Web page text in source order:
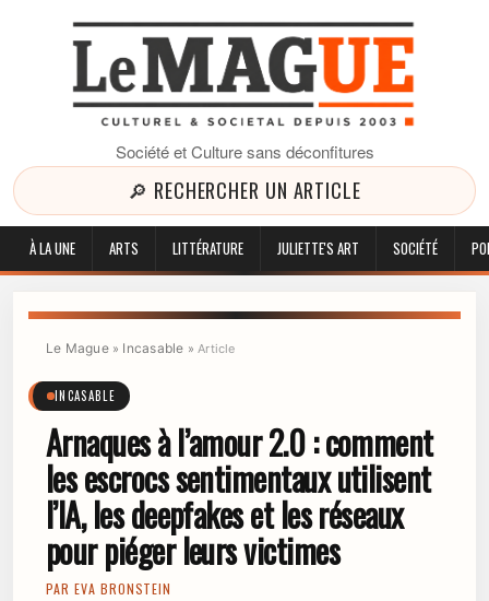
Société et Culture sans déconfitures
🔎 RECHERCHER UN ARTICLE
À LA UNE ARTS LITTÉRATURE JULIETTE'S ART SOCIÉTÉ
Le Mague» Incasable »Article
INCASABLE
Arnaques à l’amour 2.0 : comment
les escrocs sentimentaux utilisent
l’IA, les deepfakes et les réseaux
pour piéger leurs victimes
PAR EVA BRONSTEIN